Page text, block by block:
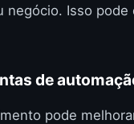
Isso
de
pode